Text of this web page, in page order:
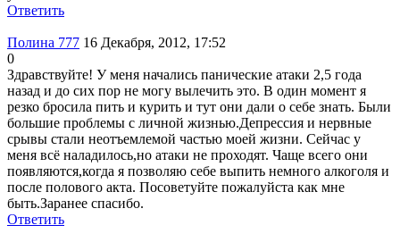
Ответить
Полина 777 16 Декабря, 2012, 17:52
0
Здравствуйте! У меня начались панические атаки 2,5 года
назад и до сих пор не могу вылечить это. В один момент я
резко бросила пить и курить и тут они дали о себе знать. Были
большие проблемы с личной жизнью.Депрессия и нервные
срывы стали неотъемлемой частью моей жизни. Сейчас у
меня всё наладилось,но атаки не проходят. Чаще всего они
появляются,когда я позволяю себе выпить немного алкоголя и
после полового акта. Посоветуйте пожалуйста как мне
быть.Заранее спасибо.
Ответить